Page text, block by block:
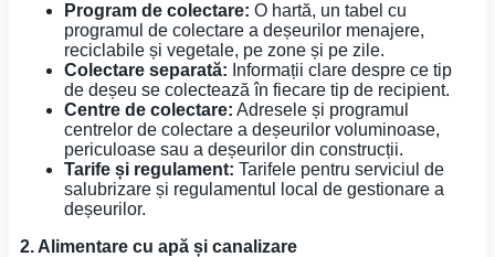
Program de colectare: O hartă, un tabel cu
programul de colectare a deșeurilor menajere,
reciclabile și vegetale, pe zone și pe zile.
Colectare separată: Informații clare despre ce tip
de deșeu se colectează în fiecare tip de recipient.
Centre de colectare: Adresele și programul
centrelor de colectare a deșeurilor voluminoase,
periculoase sau a deșeurilor din construcții.
Tarife și regulament: Tarifele pentru serviciul de
salubrizare și regulamentul local de gestionare a
deșeurilor.
2. Alimentare cu apă și canalizare